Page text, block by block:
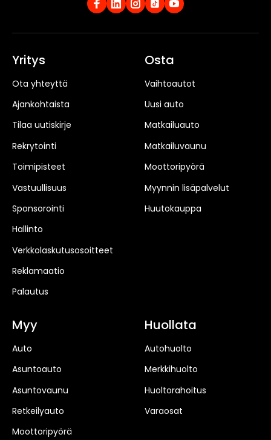
Yritys
Ota yhteyttä
Ajankohtaista
Tilaa uutiskirje
Rekrytointi
Toimipisteet
Vastuullisuus
Sponsorointi
Hallinto
Verkkolaskutusosoitteet
Reklamaatio
Palautus
Osta
Vaihtoautot
Uusi auto
Matkailuauto
Matkailuvaunu
Moottoripyörä
Myynnin lisäpalvelut
Huutokauppa
Myy
Auto
Asuntoauto
Asuntovaunu
Retkeilyauto
Moottoripyörä
Huollata
Autohuolto
Merkkihuolto
Huoltorahoitus
Varaosat